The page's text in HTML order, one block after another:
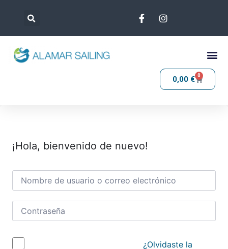
0,00 € 0
¡Hola, bienvenido de nuevo!
¿Olvidaste la